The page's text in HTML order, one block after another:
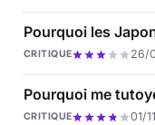
Pourquoi les
CRITIQUE 26/
Pourquoi me
CRITIQUE 01/